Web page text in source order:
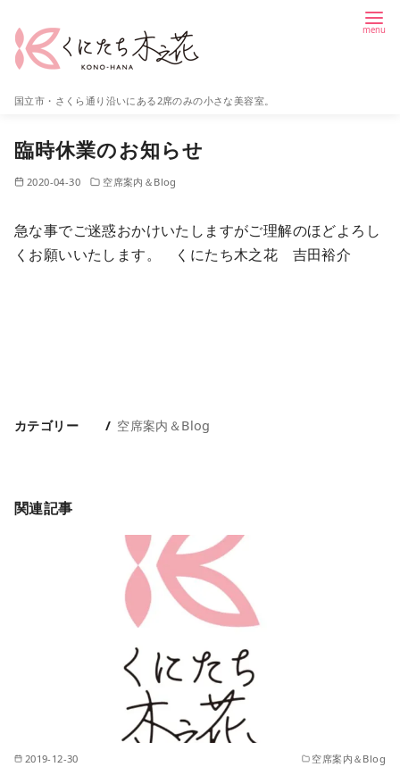
国立市・さくら通り沿いにある2席のみの小さな美容室。
臨時休業のお知らせ
2020-04-30 空席案内＆Blog
急な事でご迷惑おかけいたしますがご理解のほどよろし
くお願いいたします。 くにたち木之花 吉田裕介
カテゴリー 空席案内＆Blog
関連記事
2019-12-30 空席案内＆Blog